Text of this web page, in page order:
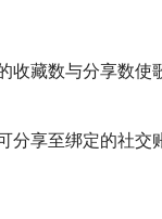
藏数与分享数
享至绑定的社交